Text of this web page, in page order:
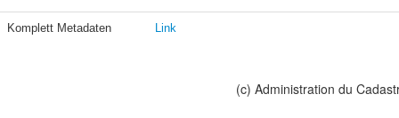
Komplett Metadaten Link
(c) Administration du